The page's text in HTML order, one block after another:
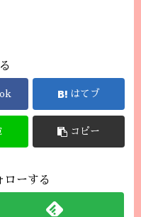
はてブ
コピー
ローする